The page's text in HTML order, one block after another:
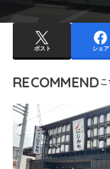
ポスト シェア
RECOMMEND